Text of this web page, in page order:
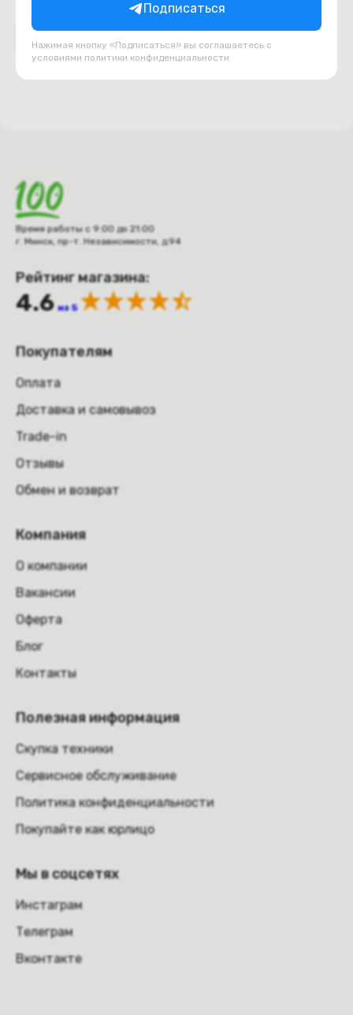
Подписаться
Нажимая кнопку «Подписаться» вы соглашаетесь с
условиями политики конфиденциальности
Время работы с 9:00 до 21:00
г. Минск, пр-т. Независимости, д.94
Рейтинг магазина:
4.6 из 5
Покупателям
Оплата
Доставка и самовывоз
Trade-in
Отзывы
Обмен и возврат
Компания
О компании
Вакансии
Оферта
Блог
Контакты
Полезная информация
Скупка техники
Сервисное обслуживание
Политика конфиденциальности
Покупайте как юрлицо
Мы в соцсетях
Инстаграм
Телеграм
Вконтакте